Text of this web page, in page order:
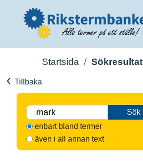
Startsida Sökresultat
Tillbaka
Sök
enbart bland termer
även i all annan text